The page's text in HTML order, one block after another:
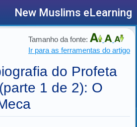
New Muslims eLearning
Tamanho da fonte:
Ir para as ferramentas do artigo
do Profeta
1 de 2): O